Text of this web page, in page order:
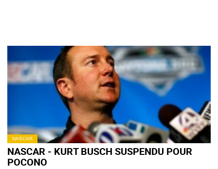
NASCAR
NASCAR - KURT BUSCH SUSPENDU POUR
POCONO